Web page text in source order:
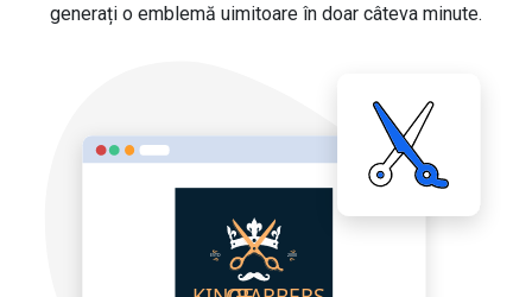
generați o emblemă uimitoare în doar câteva minute.